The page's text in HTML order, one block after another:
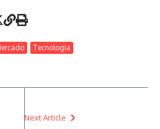
Tecnologia
Next Article